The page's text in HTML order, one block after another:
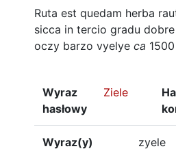
Ruta est quedam herba
sicca in tercio gradu dobre
oczy barzo vyelye ca 1500
Wyraz
hasłowy
Ziele
Wyraz(y)
zyele